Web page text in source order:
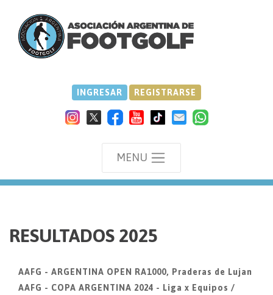
INGRESAR REGISTRARSE
MENU
RESULTADOS 2025
AAFG - ARGENTINA OPEN RA1000, Praderas de Lujan
AAFG - COPA ARGENTINA 2024 - Liga x Equipos /